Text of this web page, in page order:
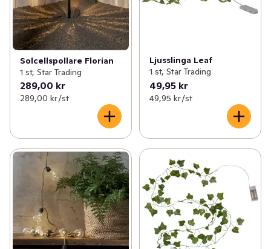
Solcellspollare Florian
1 st, Star Trading
289,00 kr
289,00 kr /st
Ljusslinga Leaf
1 st, Star Trading
49,95 kr
49,95 kr /st